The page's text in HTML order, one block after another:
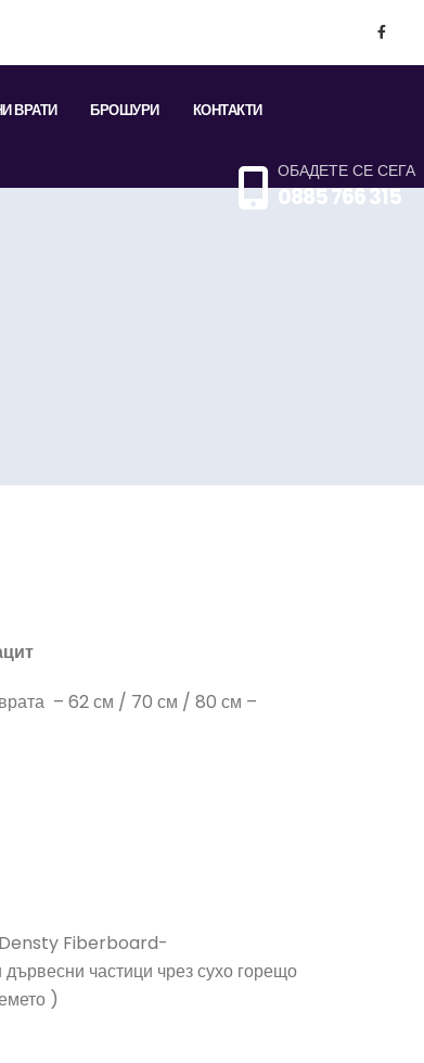
ВРАТИ БРОШУРИ КОНТАКТИ
ОБАДЕТЕ СЕ СЕГА
0885 766 315
– 62 см / 70 см / 80 см –
Densty Fiberboard-
частици чрез сухо горещо
)